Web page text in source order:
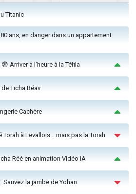
Titanic
80 ans, en danger dans un appartement
Arriver à l'heure à la Téfila
Ticha Béav
Cachère
Torah à Levallois… mais pas la Torah
Réé en animation Vidéo IA
: Sauvez la jambe de Yohan